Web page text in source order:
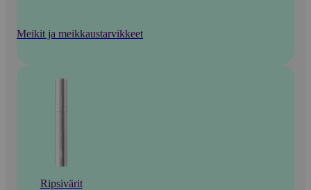
Meikit ja meikkaustarvikkeet
Ripsivärit